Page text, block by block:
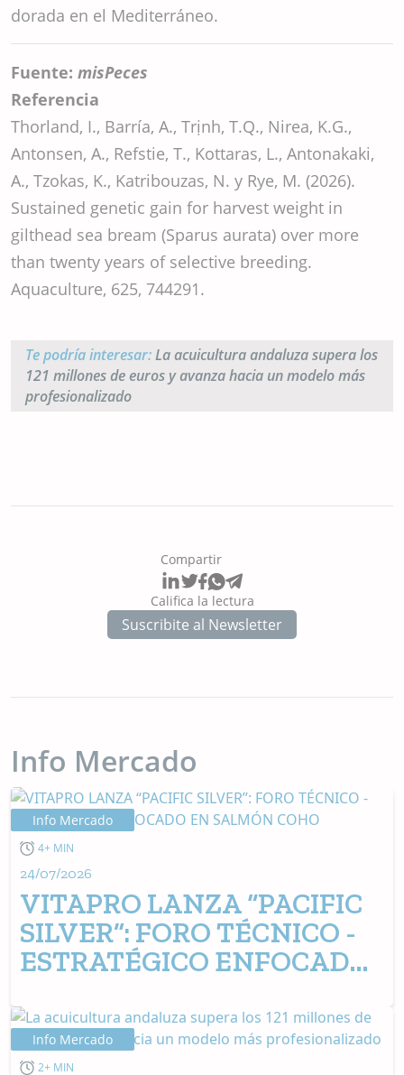
dorada en el Mediterráneo.
Fuente: misPeces
Referencia
Thorland, I., Barría, A., Trịnh, T.Q., Nirea, K.G.,
Antonsen, A., Refstie, T., Kottaras, L., Antonakaki,
A., Tzokas, K., Katribouzas, N. y Rye, M. (2026).
Sustained genetic gain for harvest weight in
gilthead sea bream (Sparus aurata) over more
than twenty years of selective breeding.
Aquaculture, 625, 744291.
Te podría interesar:La acuicultura andaluza supera los
121 millones de euros y avanza hacia un modelo más
profesionalizado
Compartir
Califica la lectura
Suscribite al Newsletter
Info Mercado
Info Mercado
4+ MIN
24/07/2026
VITAPRO LANZA “PACIFIC
SILVER”: FORO TÉCNICO -
ESTRATÉGICO ENFOCADO
Info Mercado
2+ MIN